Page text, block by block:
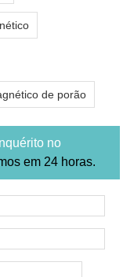
de porão
no
em 24 horas.